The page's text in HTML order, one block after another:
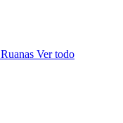
Ruanas Ver todo